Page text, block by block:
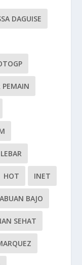
DAGUISE
PEMAIN
HOT INET
BAJO
SEHAT